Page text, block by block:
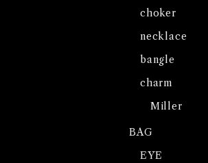
choker
necklace
bangle
charm
Miller
BAG
EYE